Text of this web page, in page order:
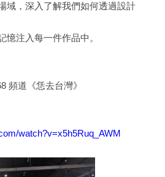
域，深入了解我們如何透過設計
憶注入每一件作品中。
頻道《恁去台灣》
watch?v=x5h5Ruq_AWM